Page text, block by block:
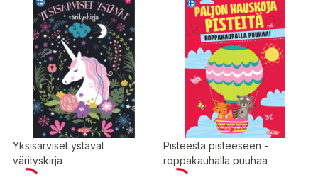
Yksisarviset ystävät
värityskirja
Pisteestä pisteeseen -
roppakauhalla puuhaa